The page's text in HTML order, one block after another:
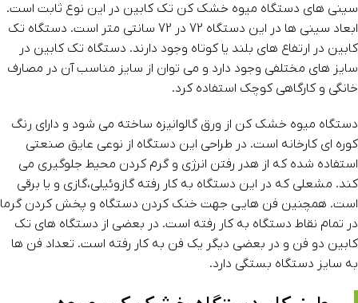
سینی های دستگاه میوه خشک کن تک کابین در این نوع ثابت است.
ابعاد سینی ها در این دستگاه 72 در 72 سانتی متر است. دستگاه تک
کابین در ارتفاع های بلند یا کوتاه وجود دارند. دستگاه تک کابین در
سایز های مختلفی وجود دارد و می توان از سایز مناسب آن در مصارف
خانگی و کارگاهی کوچک استفاده کرد.
دستگاه میوه خشک کن از ورق گالوانیزه ساخته می شود و دارای رنگ
کوره ای کارخانه است. در طراحی این دستگاه از نوعی عایق صنعتی
استفاده شده که از هدر رفتن انرژی و گرم کردن محیط جلوگیری می
کند. مشعلی که در این دستگاه به کار رفته گازوئیلی،گازی و یا برقی
است. همچنین فن هایی جهت خنک کردن دستگاه و پخش کردن گرما
در تمام نقاط دستگاه به کار رفته است. در بعضی از دستگاه های تک
کابین دو فن و در بعضی دیگر یک فن به کار رفته است. تعداد فن ها
به سایز دستگاه بستگی دارد.